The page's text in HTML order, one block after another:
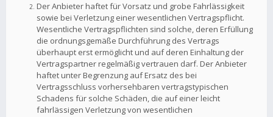
Der Anbieter haftet für Vorsatz und grobe Fahrlässigkeit
sowie bei Verletzung einer wesentlichen Vertragspflicht.
Wesentliche Vertragspflichten sind solche, deren Erfüllung
die ordnungsgemäße Durchführung des Vertrags
überhaupt erst ermöglicht und auf deren Einhaltung der
Vertragspartner regelmäßig vertrauen darf. Der Anbieter
haftet unter Begrenzung auf Ersatz des bei
Vertragsschluss vorhersehbaren vertragstypischen
Schadens für solche Schäden, die auf einer leicht
fahrlässigen Verletzung von wesentlichen